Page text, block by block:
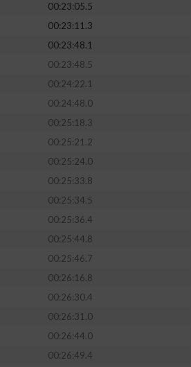
00:23:05.5
00:23:11.3
00:23:48.1
00:23:48.5
00:24:22.1
00:24:48.0
00:25:18.3
00:25:21.2
00:25:24.0
00:25:33.8
00:25:34.5
00:25:36.4
00:25:44.8
00:25:46.7
00:26:16.8
00:26:30.4
00:26:31.0
00:26:44.0
00:26:49.4